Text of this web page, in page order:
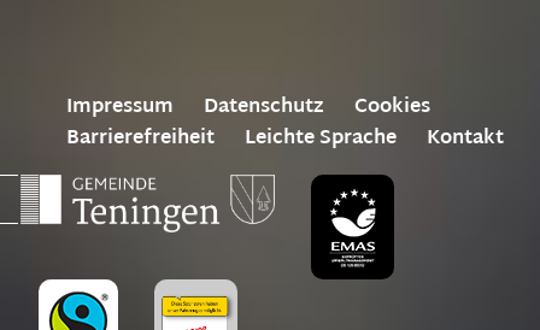
Impressum Datenschutz
Cookies
Barrierefreiheit
Leichte Sprache Kontakt